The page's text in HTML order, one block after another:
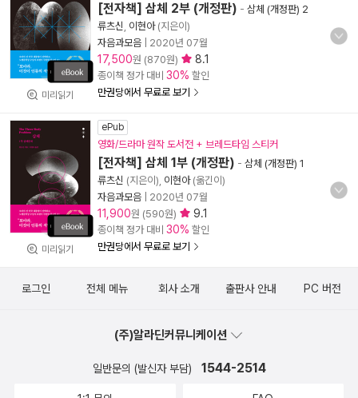
미리읽기
[전자책] 삼체 2부 (개정판) - 삼체 (개정판) 2
류츠신 이현아(지은이)
자음과모음
2020년 07월
17,500원 (870원) 8.1
종이책 정가 대비 30% 할인
만권당에서 무료로 보기
미리읽기
ePub
영화/드라마 원작 도서전 + 브레드타임 스티커
[전자책] 삼체 1부 (개정판) - 삼체 (개정판) 1
류츠신 (지은이), 이현아(옮긴이)
자음과모음
2020년 07월
11,900원 (590원) 9.1
종이책 정가 대비 30% 할인
만권당에서 무료로 보기
로그인 전체 메뉴 회사 소개 출판사 안내 PC 버전
(주)알라딘커뮤니케이션
일반문의 (발신자 부담) 1544-2514